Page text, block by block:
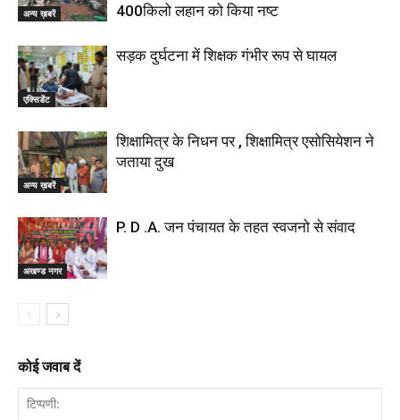
अन्य ख़बरें
400किलो लहान को किया नष्ट
एक्सिडेंट
सड़क दुर्घटना में शिक्षक गंभीर रूप से घायल
अन्य ख़बरें
शिक्षामित्र के निधन पर , शिक्षामित्र एसोसियेशन ने
जताया दुख
अखण्ड नगर
P. D .A. जन पंचायत के तहत स्वजनो से संवाद
कोई जवाब दें